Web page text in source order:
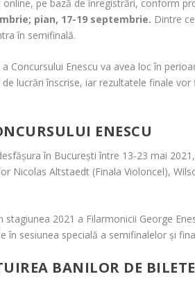
pe bază de înregistrări, conform
pian, 17-19 septembrie. Dintre
în semifinală.
Concursului Enescu va avea loc în
lucrări înscrise, iar rezultatele finale
ENESCU
în București între 13-23 mai
Nicolas Altstaedt (Finala Violoncel),
2021 a Filarmonicii George
sesiunea specială a semifinalelor și
BANILOR DE